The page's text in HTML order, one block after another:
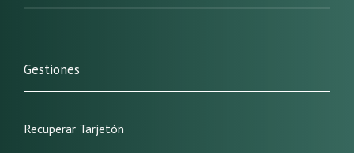
Gestiones
Recuperar Tarjetón